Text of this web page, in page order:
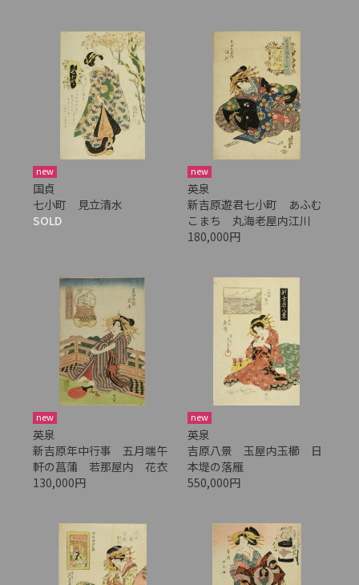
new
国貞
七小町 見立清水
SOLD
new
英泉
新吉原遊君七小町 あふむ
こまち 丸海老屋内江川
180,000円
new
英泉
新吉原年中行事 五月端午
軒の菖蒲 若那屋内 花衣
130,000円
new
英泉
吉原八景 玉屋内玉櫛 日
本堤の落雁
550,000円